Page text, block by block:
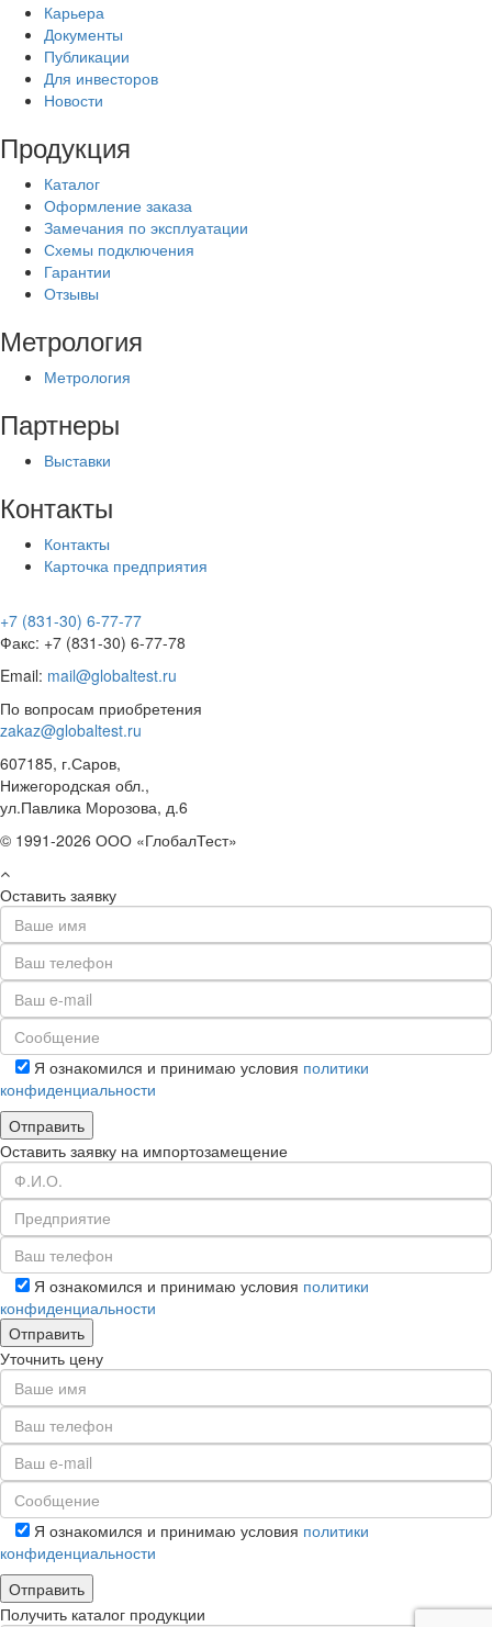
Карьера
Документы
Публикации
Для инвесторов
Новости
Продукция
Каталог
Оформление заказа
Замечания по эксплуатации
Схемы подключения
Гарантии
Отзывы
Метрология
Метрология
Партнеры
Выставки
Контакты
Контакты
Карточка предприятия
+7 (831-30) 6-77-77
Факс: +7 (831-30) 6-77-78
Email: mail@globaltest.ru
По вопросам приобретения
zakaz@globaltest.ru
607185, г.Саров,
Нижегородская обл.,
ул.Павлика Морозова, д.6
© 1991-2026 ООО «ГлобалТест»
Оставить заявку
Я ознакомился и принимаю условия политики
конфиденциальности
Оставить заявку на импортозамещение
Я ознакомился и принимаю условия политики
конфиденциальности
Уточнить цену
Я ознакомился и принимаю условия политики
конфиденциальности
Получить каталог продукции